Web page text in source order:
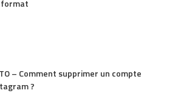
format
– Comment supprimer un compte
?